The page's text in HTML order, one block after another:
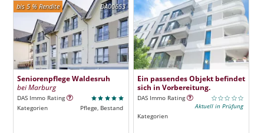
DA00653
bis 5 % Rendite
Seniorenpflege Waldesruh
bei Marburg
DAS Immo Rating
Kategorien
Pflege, Bestand
Ein passendes Objekt befindet
sich in Vorbereitung.
DAS Immo Rating
Aktuell in Prüfung
Kategorien